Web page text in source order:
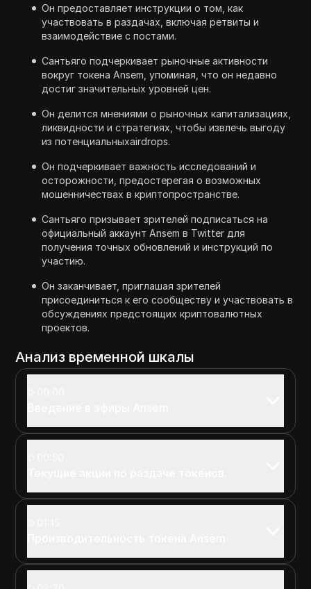
Он предоставляет инструкции о том, как
участвовать в раздачах, включая ретвиты и
взаимодействие с постами.
Сантьяго подчеркивает рыночные активности
вокруг токена Ansem, упоминая, что он недавно
достиг значительных уровней цен.
Он делится мнениями о рыночных капитализациях,
ликвидности и стратегиях, чтобы извлечь выгоду
из потенциальныхairdrops.
Он подчеркивает важность исследований и
осторожности, предостерегая о возможных
мошенничествах в криптопространстве.
Сантьяго призывает зрителей подписаться на
официальный аккаунт Ansem в Twitter для
получения точных обновлений и инструкций по
участию.
Он заканчивает, приглашая зрителей
присоединиться к его сообществу и участвовать в
обсуждениях предстоящих криптовалютных
проектов.
Анализ временной шкалы